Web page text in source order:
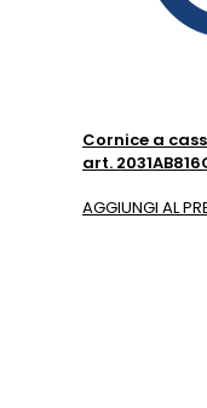
Cornice a
art.
AGGIUNGI AL